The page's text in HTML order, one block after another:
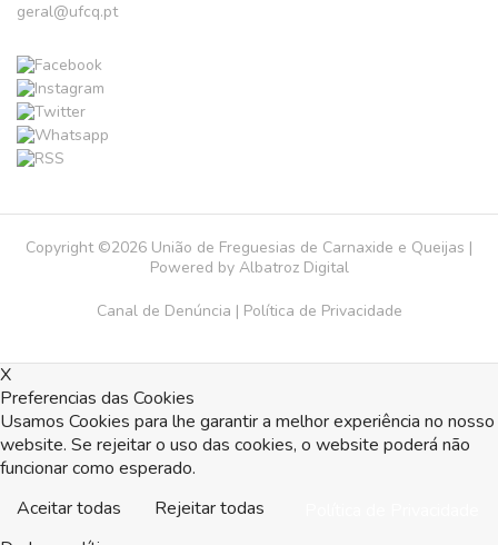
geral@ufcq.pt
Copyright ©2026 União de Freguesias de Carnaxide e Queijas |
Powered by Albatroz Digital
Canal de Denúncia | Política de Privacidade
X
Preferencias das Cookies
Usamos Cookies para lhe garantir a melhor experiência no nosso
website. Se rejeitar o uso das cookies, o website poderá não
funcionar como esperado.
Aceitar todas
Rejeitar todas